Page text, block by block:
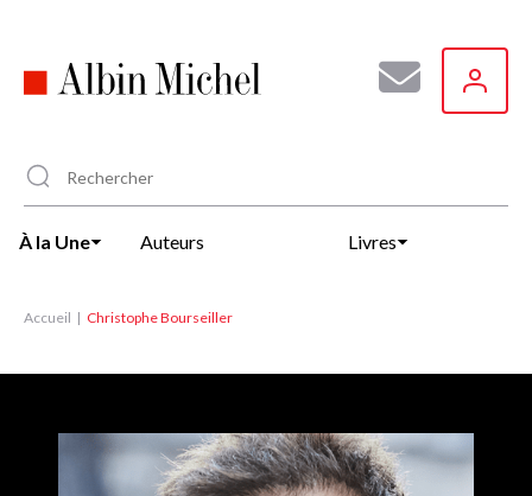
principal
À la Une Auteurs Livres
Accueil Christophe Bourseiller